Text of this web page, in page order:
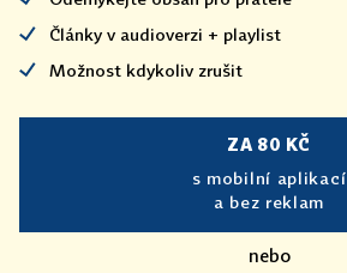
Články v audioverzi + playlist
Možnost kdykoliv zrušit
ZA 80 KČ
s mobilní aplikací
a bez reklam
nebo